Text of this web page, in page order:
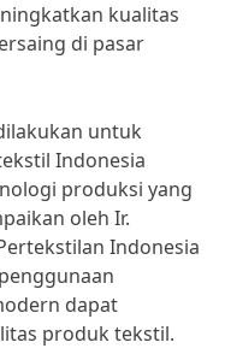
kualitas
di pasar
untuk
Indonesia
produksi yang
oleh Ir.
Indonesia
dapat
produk tekstil.